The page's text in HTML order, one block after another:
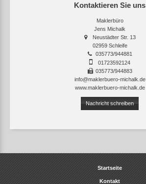
Kontaktieren Sie uns
Maklerbüro
Jens Michalk
Neustädter Str. 13
02959 Schleife
035773/944881
01723592124
035773/944883
info@maklerbuero-michalk.de
www.maklerbuero-michalk.de
Nachricht schreiben
Startseite
Kontakt